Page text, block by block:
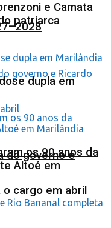
do governo e
o cargo em abril
e Camata
patriarca
dupla em
os 90 anos da
Altoé em